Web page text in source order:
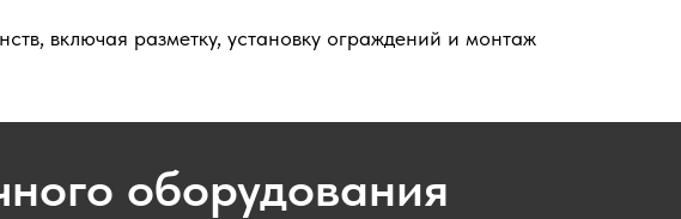
включая разметку, установку ограждений и монтаж
оборудования